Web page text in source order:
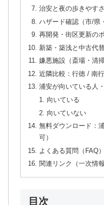
治安と夜の歩きやすさ
ハザード確認（市/県
再開発・街区更新の
新築・築浅と中古代
嫌悪施設（斎場・清掃
近隣比較：行徳 / 南
浦安が向いている人
向いている
向いていない
無料ダウンロード：
可）
よくある質問（FAQ）
関連リンク（一次情報
目次